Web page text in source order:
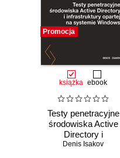
Promocja
książka ebook
Testy penetracyjne
środowiska Active
Directory i
infrastruktury
Denis Isakov